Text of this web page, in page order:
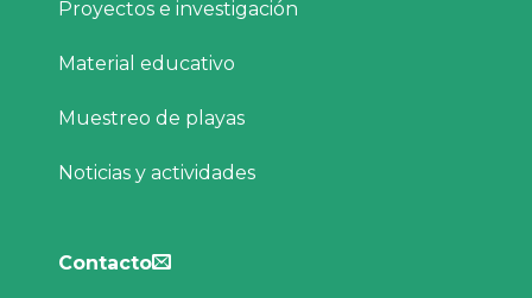
Proyectos e investigación
Material educativo
Muestreo de playas
Noticias y actividades
Contacto